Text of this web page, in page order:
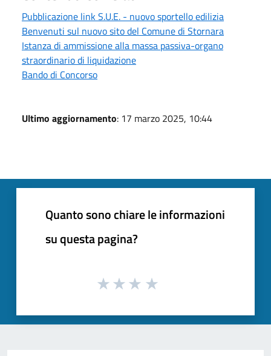
Pubblicazione link S.U.E. - nuovo sportello edilizia
Benvenuti sul nuovo sito del Comune di Stornara
Istanza di ammissione alla massa passiva-organo
straordinario di liquidazione
Bando di Concorso
Ultimo aggiornamento: 17 marzo 2025, 10:44
Quanto sono chiare le informazioni
su questa pagina?